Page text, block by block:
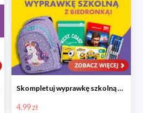
Skompletuj wyprawkę szkolną z Biedronką od 4,99 zł
4.99 zł